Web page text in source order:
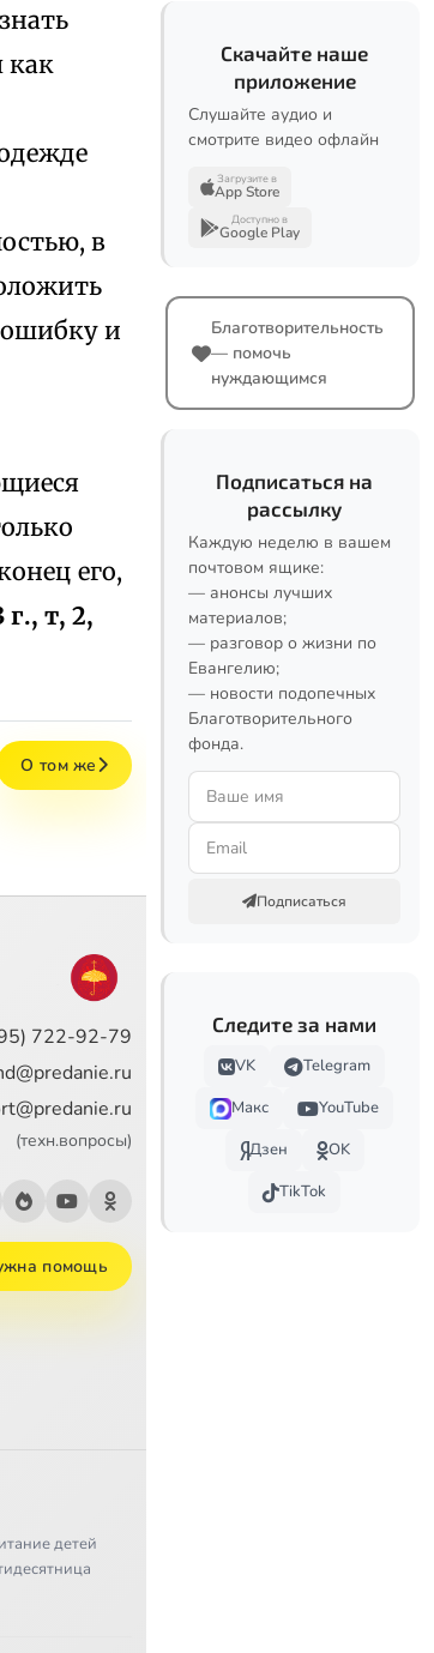
как
в
ошибку и
его,
г., т, 2,
О том же
722-92-79
(техн.вопросы)
помощь
детей
Скачайте наше
приложение
Слушайте аудио и
смотрите видео офлайн
Загрузите в
App Store
Доступно в
Google Play
Благотворительность
— помочь
нуждающимся
Подписаться на
рассылку
Каждую неделю в вашем
почтовом ящике:
— анонсы лучших
материалов;
— разговор о жизни по
Евангелию;
— новости подопечных
Благотворительного
фонда.
Подписаться
Следите за нами
VK
Telegram
Макс
YouTube
Дзен
OK
TikTok